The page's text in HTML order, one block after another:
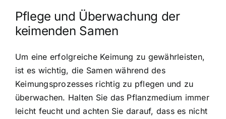
Pflege und Überwachung der
keimenden Samen
Um eine erfolgreiche Keimung zu gewährleisten,
ist es wichtig, die Samen während des
Keimungsprozesses richtig zu pflegen und zu
überwachen. Halten Sie das Pflanzmedium immer
leicht feucht und achten Sie darauf, dass es nicht